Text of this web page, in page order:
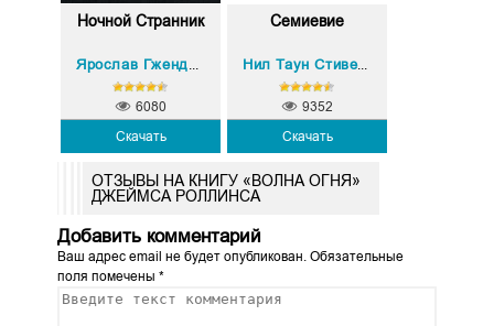
Ночной Странник
Ярослав Гжендович
Скачать
6080
Семиевие
Нил Таун Стивенсон
Скачать
9352
ОТЗЫВЫ НА КНИГУ «ВОЛНА ОГНЯ»
ДЖЕЙМСА РОЛЛИНСА
Добавить комментарий
Ваш адрес email не будет опубликован. Обязательные
поля помечены *